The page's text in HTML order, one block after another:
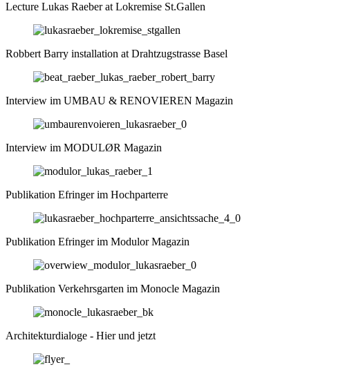
Lecture Lukas Raeber at Lokremise St.Gallen
Robbert Barry installation at Drahtzugstrasse Basel
Interview im UMBAU & RENOVIEREN Magazin
Interview im MODULØR Magazin
Publikation Efringer im Hochparterre
Publikation Efringer im Modulor Magazin
Publikation Verkehrsgarten im Monocle Magazin
Architekturdialoge - Hier und jetzt